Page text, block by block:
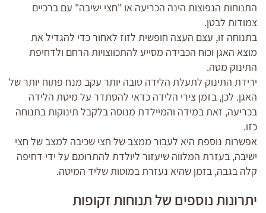
התנוחות הנפוצות הינה הכריעה או "חצי ישיבה" עם ברכיים
צמודות לבטן.
בתנוחה זו, עצם העצה חופשית לזוז לאחור כדי להגדיל את
מוצא האגן וכוח הכבידה מסייע להתכווצויות הרחם ולדחיפת
התינוק מטה.
ירידת התינוק לתעלת הלידה טובה יותר עקב מנח פתוח יותר של
האגן. לכן, בזמן צירי הלידה כדאי להסתדר על מיטת הלידה
בכריעה, זאת במידה והמיילדת מנוסה בלקבל תינוקות בתנוחה
כזו.
אפשרות נוספת היא לעבור ממצב של חצי שכיבה למצב של חצי
ישיבה, בעזרת המלווה שיעזור ליולדת להתרומם על ידי דחיפה
קלה בגבה, בזמן שהיא נעזרת במוטות שליד המיטה.
יתרונות נוספים של תנוחות זקופות